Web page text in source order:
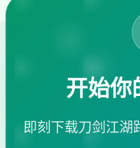
开始你
即刻下载刀剑江湖